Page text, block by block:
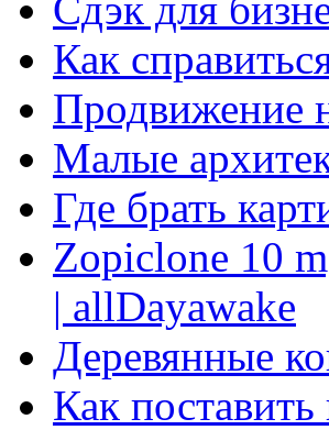
Как
Продвижение
Малые
Где брать
Zopiclone 10
| allDayawake
Деревянные
Как